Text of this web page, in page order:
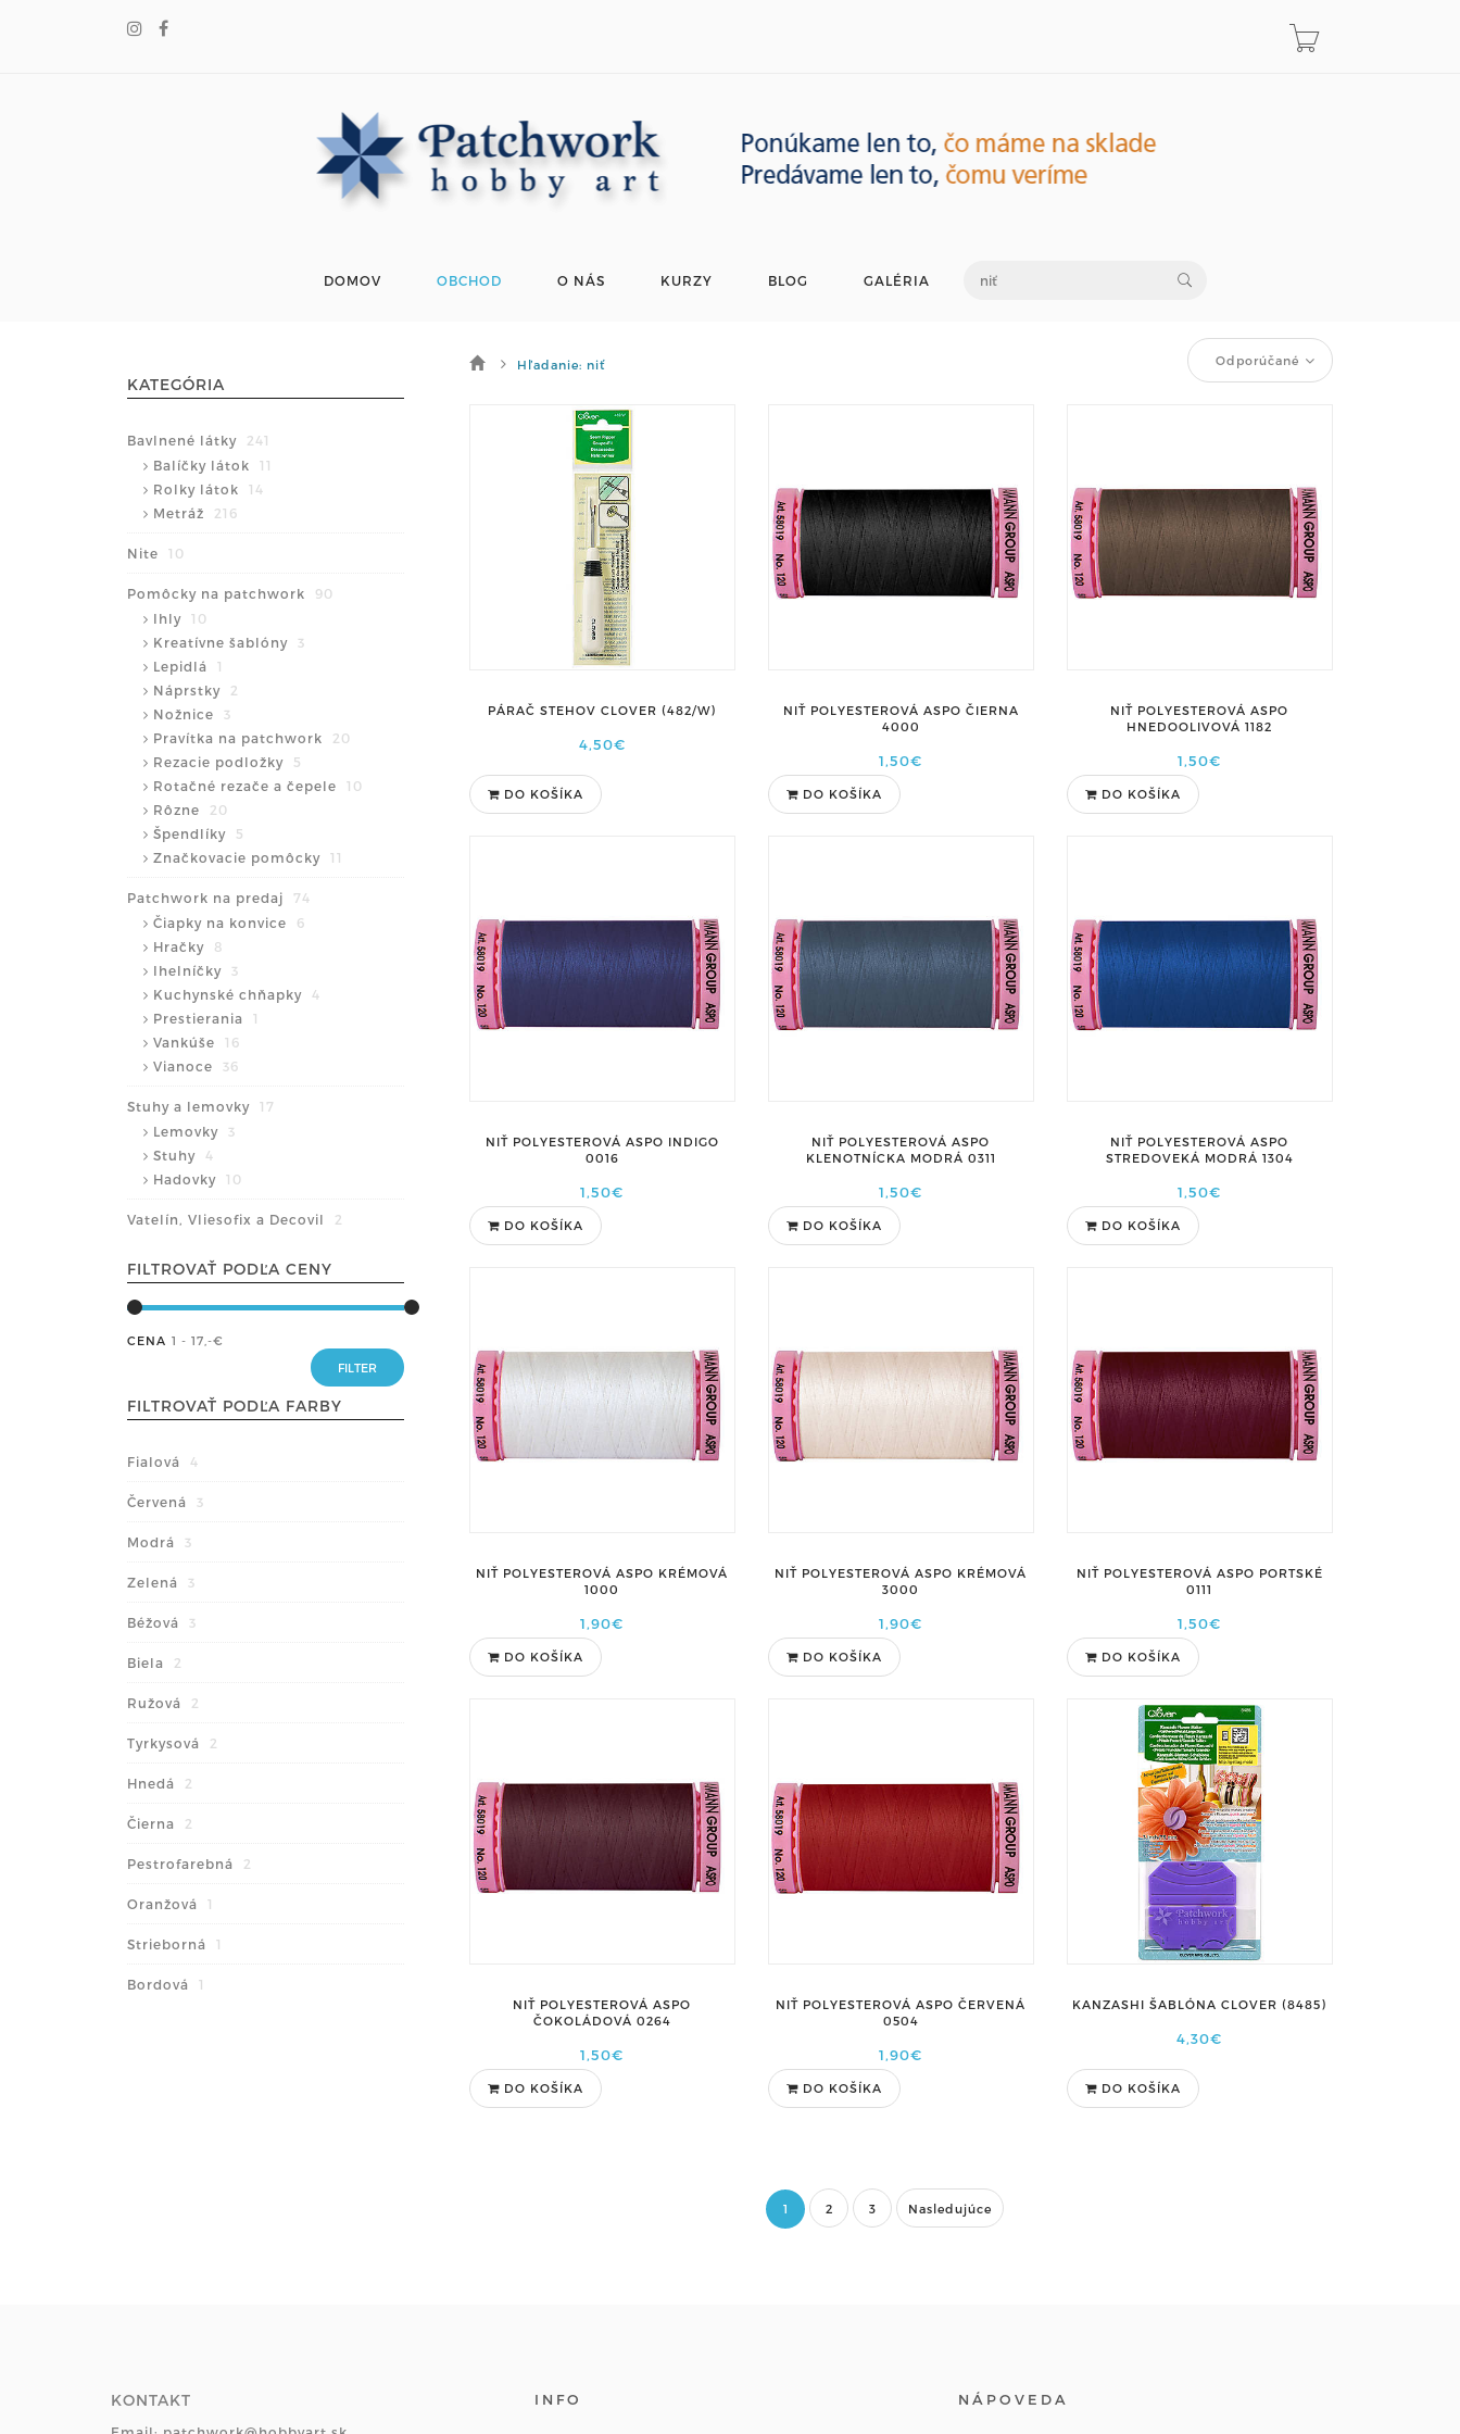
DOMOV OBCHOD O NÁS KURZY BLOG GALÉRIA
KATEGÓRIA
Bavlnené látky
241
Balíčky látok
11
Rolky látok
14
Metráž
216
Nite 10
Pomôcky na patchwork
90
Ihly
10
Kreatívne šablóny
3
Lepidlá
1
Náprstky
2
Nožnice
3
Pravítka na patchwork
20
Rezacie podložky
5
Rotačné rezače a čepele
10
Rôzne
20
Špendlíky
5
Značkovacie pomôcky
11
Patchwork na predaj
74
Čiapky na konvice
6
Hračky
8
Ihelníčky
3
Kuchynské chňapky
4
Prestierania
1
Vankúše
16
Vianoce
36
Stuhy a lemovky
17
Lemovky
3
Stuhy
4
Hadovky
10
Vatelín, Vliesofix a Decovil 2
FILTROVAŤ PODĽA CENY
CENA 1 - 17 ,-€
FILTROVAŤ PODĽA FARBY
Fialová 4
Červená 3
Modrá 3
Zelená 3
Béžová 3
Biela 2
Ružová 2
Tyrkysová 2
Hnedá 2
Čierna 2
Pestrofarebná 2
Oranžová 1
Strieborná 1
Bordová 1
Hľadanie: niť Odporúčané
PÁRAČ STEHOV CLOVER (482/W)
4,50€
DO KOŠÍKA
NIŤ POLYESTEROVÁ ASPO ČIERNA
4000
1,50€
DO KOŠÍKA
NIŤ POLYESTEROVÁ ASPO
HNEDOOLIVOVÁ 1182
1,50€
DO KOŠÍKA
NIŤ POLYESTEROVÁ ASPO INDIGO
0016
1,50€
DO KOŠÍKA
NIŤ POLYESTEROVÁ ASPO
KLENOTNÍCKA MODRÁ 0311
1,50€
DO KOŠÍKA
NIŤ POLYESTEROVÁ ASPO
STREDOVEKÁ MODRÁ 1304
1,50€
DO KOŠÍKA
NIŤ POLYESTEROVÁ ASPO KRÉMOVÁ
1000
1,90€
DO KOŠÍKA
NIŤ POLYESTEROVÁ ASPO KRÉMOVÁ
3000
1,90€
DO KOŠÍKA
NIŤ POLYESTEROVÁ ASPO PORTSKÉ
0111
1,50€
DO KOŠÍKA
NIŤ POLYESTEROVÁ ASPO
ČOKOLÁDOVÁ 0264
1,50€
DO KOŠÍKA
NIŤ POLYESTEROVÁ ASPO ČERVENÁ
0504
1,90€
DO KOŠÍKA
KANZASHI ŠABLÓNA CLOVER (8485)
4,30€
DO KOŠÍKA
1 2 3 Nasledujúce
KONTAKT INFO NÁPOVEDA